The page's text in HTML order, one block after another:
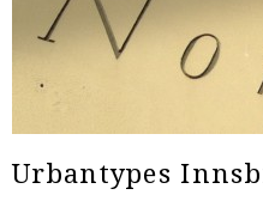
Urbantypes